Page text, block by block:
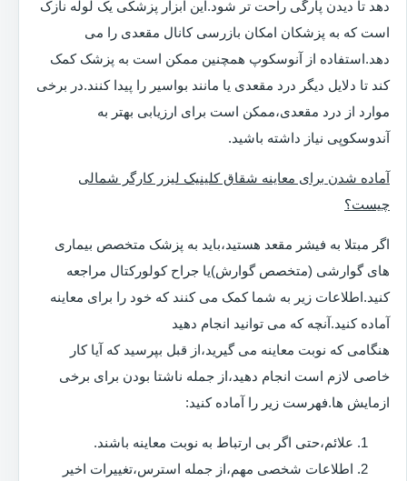
دهد تا دیدن پارگی راحت تر شود.این ابزار پزشکی یک لوله نازک
است که به پزشکان امکان بازرسی کانال مقعدی را می
دهد.استفاده از آنوسکوپ همچنین ممکن است به پزشک کمک
کند تا دلایل دیگر درد مقعدی یا مانند بواسیر را پیدا کنند.در برخی
موارد از درد مقعدی،ممکن است برای ارزیابی بهتر به
آندوسکوپی نیاز داشته باشید.
آماده شدن برای معاینه شقاق کلینیک لیزر کارگر شمالی
چیست؟
اگر مبتلا به فیشر مقعد هستید،باید به پزشک متخصص بیماری
های گوارشی (متخصص گوارش)یا جراح کولورکتال مراجعه
کنید.اطلاعات زیر به شما کمک می کنند که خود را برای معاینه
آماده کنید.آنچه که می توانید انجام دهید
هنگامی که نوبت معاینه می گیرید،از قبل بپرسید که آیا کار
خاصی لازم است انجام دهید،از جمله ناشتا بودن برای برخی
ازمایش ها.فهرست زیر را آماده کنید:
علائم،حتی اگر بی ارتباط به نوبت معاینه باشند.
اطلاعات شخصی مهم،از جمله استرس،تغییرات اخیر